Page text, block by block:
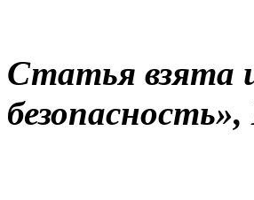
Статья взята